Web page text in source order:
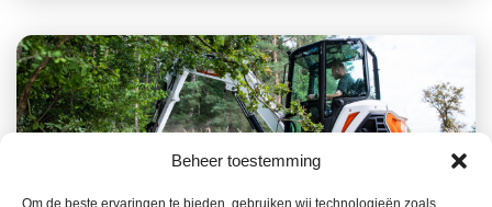
Beheer toestemming
Om de beste ervaringen te bieden, gebruiken wij technologieën zoals